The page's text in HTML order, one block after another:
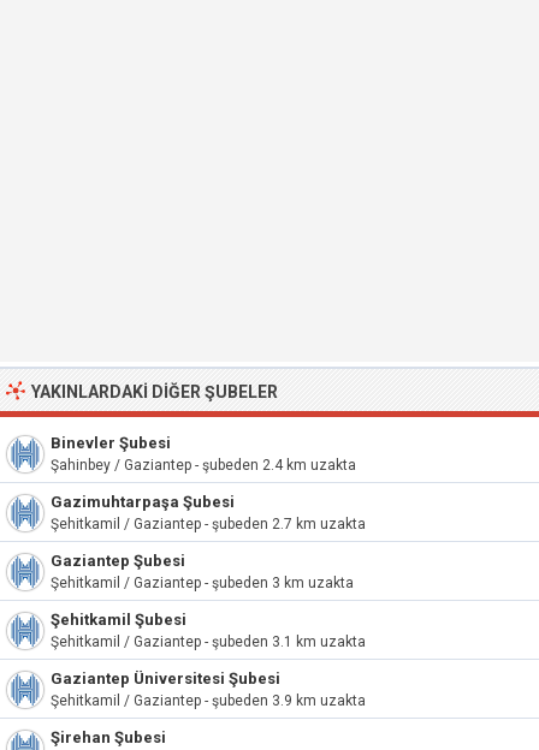
YAKINLARDAKI DIĞER ŞUBELER
Binevler Şubesi
Şahinbey / Gaziantep - şubeden 2.4 km uzakta
Gazimuhtarpaşa Şubesi
Şehitkamil / Gaziantep - şubeden 2.7 km uzakta
Gaziantep Şubesi
Şehitkamil / Gaziantep - şubeden 3 km uzakta
Şehitkamil Şubesi
Şehitkamil / Gaziantep - şubeden 3.1 km uzakta
Gaziantep Üniversitesi Şubesi
Şehitkamil / Gaziantep - şubeden 3.9 km uzakta
Şirehan Şubesi